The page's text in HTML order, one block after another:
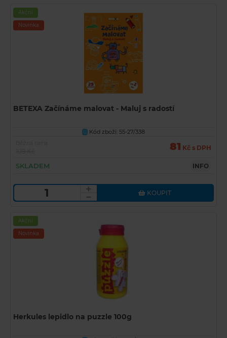
Akční
Novinka
BETEXA Začínáme malovat - Maluj s radostí
U
Kód zboží: 55-27/338
81 Kč s DPH
SKLADEM INFO
KOUPIT
Akční
Novinka
Herkules lepidlo na puzzle 100g